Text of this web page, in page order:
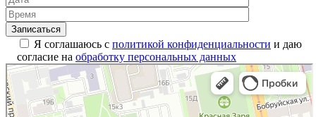
Я соглашаюсь с политикой конфиденциальности и даю
согласие на обработку персональных данных